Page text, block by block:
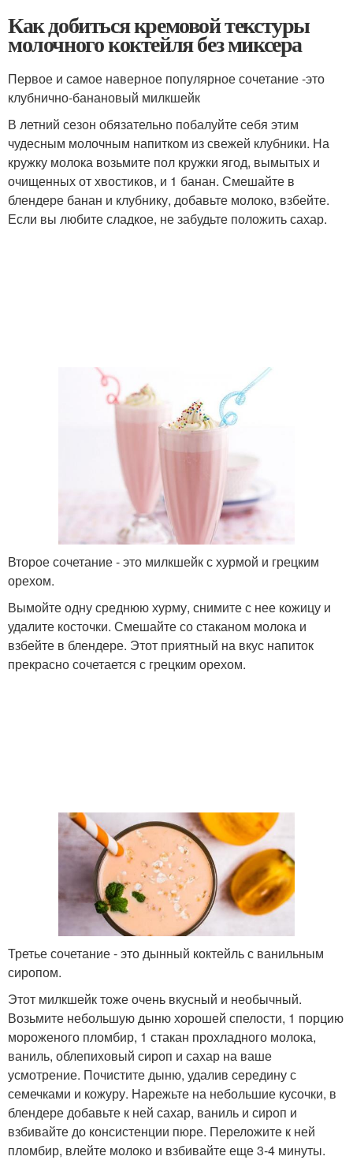
Как добиться кремовой текстуры
молочного коктейля без миксера
Первое и самое наверное популярное сочетание -это
клубнично-банановый милкшейк
В летний сезон обязательно побалуйте себя этим
чудесным молочным напитком из свежей клубники. На
кружку молока возьмите пол кружки ягод, вымытых и
очищенных от хвостиков, и 1 банан. Смешайте в
блендере банан и клубнику, добавьте молоко, взбейте.
Если вы любите сладкое, не забудьте положить сахар.
Второе сочетание - это милкшейк с хурмой и грецким
орехом.
Вымойте одну среднюю хурму, снимите с нее кожицу и
удалите косточки. Смешайте со стаканом молока и
взбейте в блендере. Этот приятный на вкус напиток
прекрасно сочетается с грецким орехом.
Третье сочетание - это дынный коктейль с ванильным
сиропом.
Этот милкшейк тоже очень вкусный и необычный.
Возьмите небольшую дыню хорошей спелости, 1 порцию
мороженого пломбир, 1 стакан прохладного молока,
ваниль, облепиховый сироп и сахар на ваше
усмотрение. Почистите дыню, удалив середину с
семечками и кожуру. Нарежьте на небольшие кусочки, в
блендере добавьте к ней сахар, ваниль и сироп и
взбивайте до консистенции пюре. Переложите к ней
пломбир, влейте молоко и взбивайте еще 3-4 минуты.